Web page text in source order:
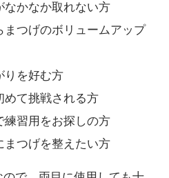
なかなか取れない方
まつげのボリュームアップ
りを好む方
めて挑戦される方
練習用をお探しの方
まつげを整えたい方